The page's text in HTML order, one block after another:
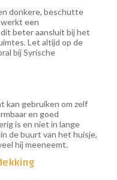
donkere, beschutte
een
beter aansluit bij het
Let altijd op de
bij Syrische
kan gebruiken om zelf
en goed
is en niet in lange
de buurt van het huisje,
hij meeneemt.